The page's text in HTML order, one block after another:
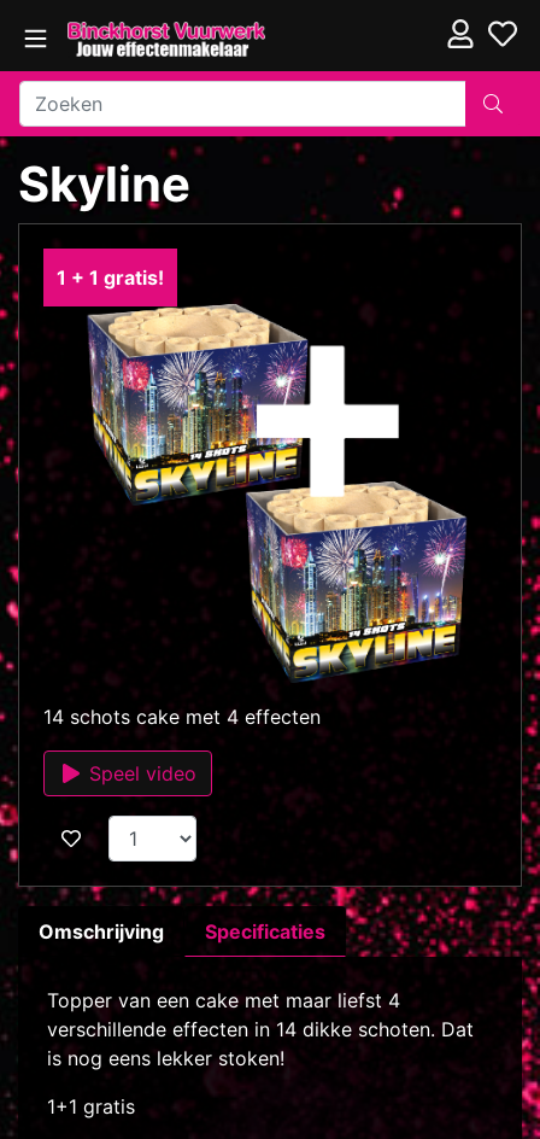
Skyline
1 + 1 gratis!
14 schots cake met 4 effecten
Speel video
Omschrijving Specificaties
Topper van een cake met maar liefst 4
verschillende effecten in 14 dikke schoten. Dat
is nog eens lekker stoken!
1+1 gratis